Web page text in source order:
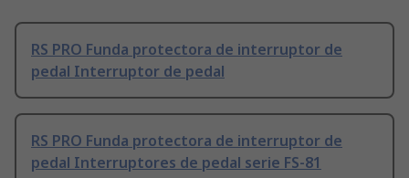
RS PRO Funda protectora de interruptor de
pedal Interruptor de pedal
RS PRO Funda protectora de interruptor de
pedal Interruptores de pedal serie FS-81